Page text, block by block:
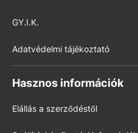
GY.I.K.
Adatvédelmi tájékoztató
Hasznos információk
Elállás a szerződéstől